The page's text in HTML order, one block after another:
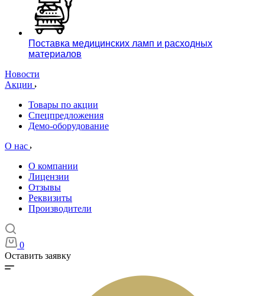
Поставка медицинских ламп и расходных
материалов
Новости
Акции
Товары по акции
Спецпредложения
Демо-оборудование
О нас
О компании
Лицензии
Отзывы
Реквизиты
Производители
0
Оставить заявку